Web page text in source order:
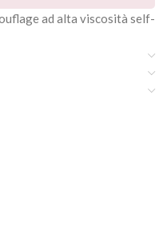
ad alta viscosità self-